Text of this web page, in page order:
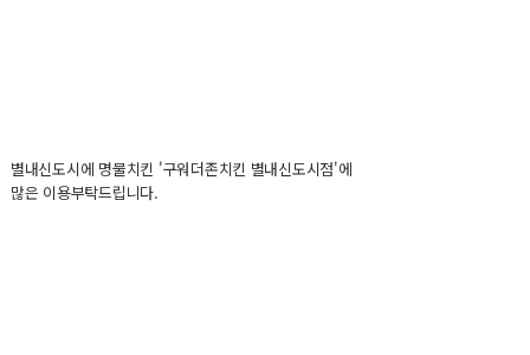
별내신도시에 명물치킨 '구워더존치킨 별내신도시점'에
많은 이용부탁드립니다.